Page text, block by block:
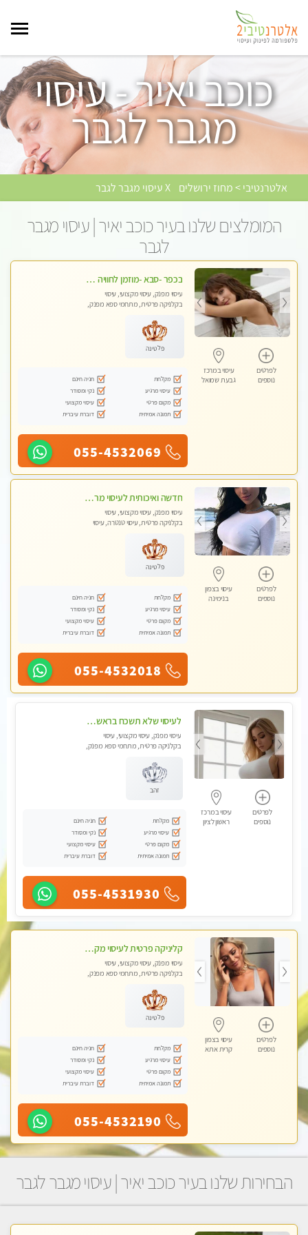
כוכב יאיר - עיסוי
מגבר לגבר
אלטרנטיבי > מחוז ירושלים X עיסוי מגבר לגבר
המומלצים שלנו בעיר כוכב יאיר | עיסוי מגבר
לגבר
לפרטים
נוספים
עיסוי במרכז
גבעת שמואל
בכפר -סבא -מוזמן לחוויה בלתי נשכחת!!!עיסוי מפנק ביותר מומלץ לחלוטין!!!
עיסוי מפנק, עיסוי מקצועי, עיסוי
בקלניקה פרטית, מתחמי ספא מפנק,
לנשים בלבד
פלטינה
מקלחת
חניה חינם
עיסוי מרגיע
נקי ומסודר
מקום פרטי
עיסוי מקצועי
תמונה אמיתית
דוברת עיברית
055-4532069
לפרטים
נוספים
עיסוי בצפון
בנימינה
חדשה ואיכותית לעיסוי מרגיע ומפנק VIP-מומלץ לחלוטין! פרטי! ​​​​​​ Highly recommended
עיסוי מפנק, עיסוי מקצועי, עיסוי
בקלניקה פרטית, עיסוי טנטרה, עיסוי
פלטינה
מקלחת
חניה חינם
עיסוי מרגיע
נקי ומסודר
מקום פרטי
עיסוי מקצועי
תמונה אמיתית
דוברת עיברית
055-4532018
לפרטים
נוספים
עיסוי במרכז
ראשון לציון
לעיסוי שלא תשכח בראשון לציון
עיסוי מפנק, עיסוי מקצועי, עיסוי
בקלניקה פרטית, מתחמי ספא מפנק,
זהב
מקלחת
חניה חינם
עיסוי מרגיע
נקי ומסודר
מקום פרטי
עיסוי מקצועי
תמונה אמיתית
דוברת עיברית
055-4531930
לפרטים
נוספים
עיסוי בצפון
קרית אתא
קליניקה פרטית לעיסוי מקצועי ואלטרנטיבי ברמה גבוהה VIP תתקשר ..... highly recommended..new in the city
עיסוי מפנק, עיסוי מקצועי, עיסוי
בקלניקה פרטית, מתחמי ספא מפנק,
טנטרה, עיסוי מגבר לגבר, עיסוי מגבר
לאישה
פלטינה
מקלחת
חניה חינם
עיסוי מרגיע
נקי ומסודר
מקום פרטי
עיסוי מקצועי
תמונה אמיתית
דוברת עיברית
055-4532190
הבחירות שלנו בעיר כוכב יאיר | עיסוי מגבר לגבר